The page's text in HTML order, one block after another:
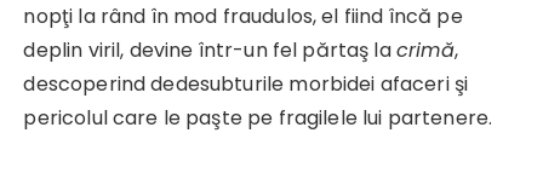
nopţi la rând în mod fraudulos, el fiind încă pe
deplin viril, devine într-un fel părtaş lacrimă,
descoperind dedesubturile morbidei afaceri şi
pericolul care le paşte pe fragilele lui partenere.